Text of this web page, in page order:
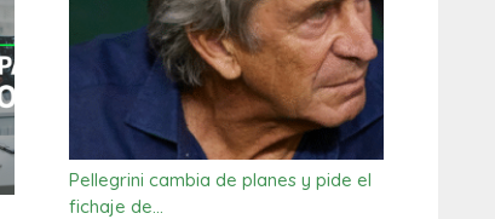
Pellegrini cambia de planes y pide el
fichaje de…